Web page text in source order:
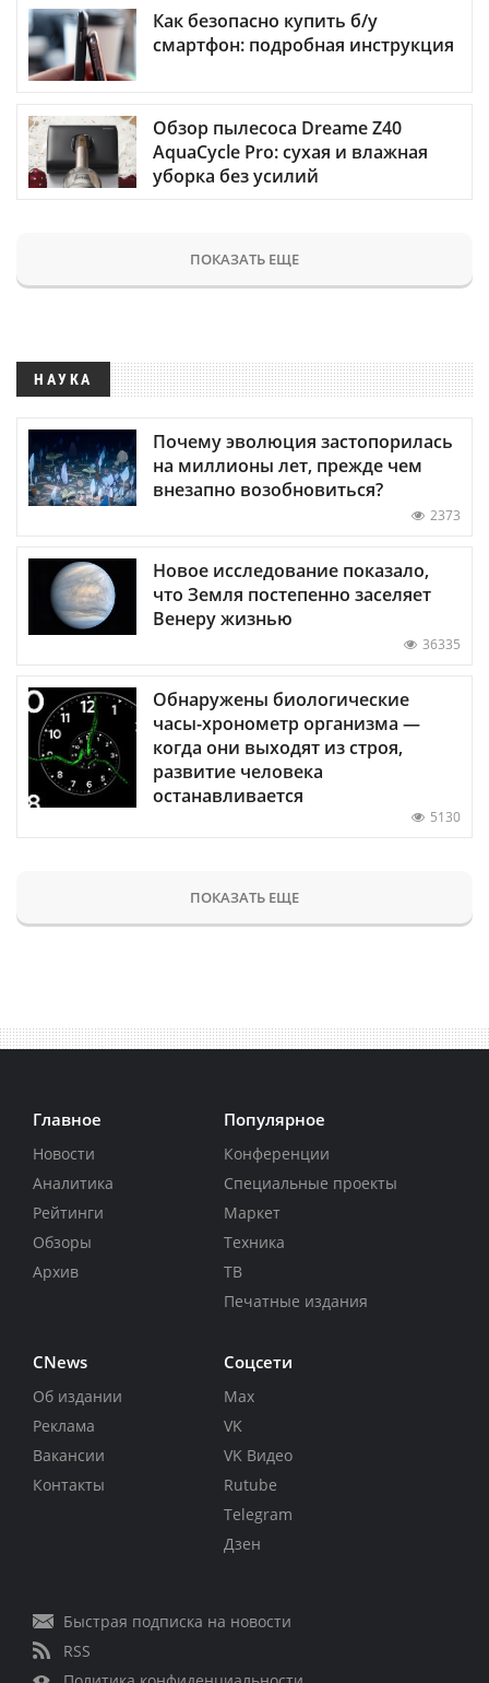
Как безопасно купить б/у
смартфон: подробная инструкция
Обзор пылесоса Dreame Z40
AquaCycle Pro: сухая и влажная
уборка без усилий
ПОКАЗАТЬ ЕЩЕ
НАУКА
Почему эволюция застопорилась
на миллионы лет, прежде чем
внезапно возобновиться?
2373
Новое исследование показало,
что Земля постепенно заселяет
Венеру жизнью
36335
Обнаружены биологические
часы-хронометр организма —
когда они выходят из строя,
развитие человека
останавливается
5130
ПОКАЗАТЬ ЕЩЕ
Главное
Новости
Аналитика
Рейтинги
Обзоры
Архив
Популярное
Конференции
Специальные проекты
Маркет
Техника
ТВ
Печатные издания
CNews
Об издании
Реклама
Вакансии
Контакты
Соцсети
Max
VK
VK Видео
Rutube
Telegram
Дзен
Быстрая подписка на новости
RSS